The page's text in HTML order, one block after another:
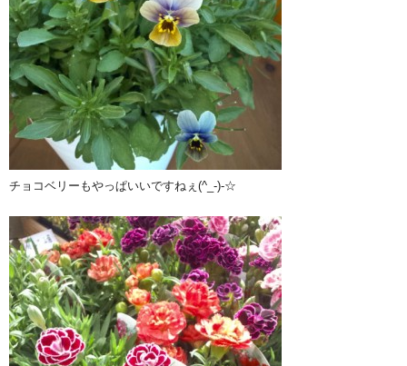
チョコベリーもやっぱいいですねぇ(^_-)-☆